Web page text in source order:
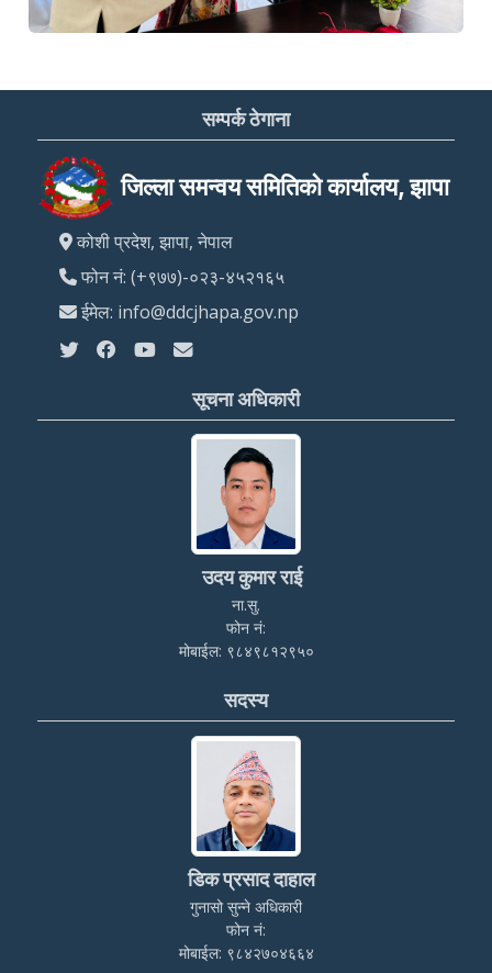
सम्पर्क ठेगाना
जिल्ला समन्वय समितिको कार्यालय, झापा
कोशी प्रदेश, झापा, नेपाल
फोन नं: (+९७७)-०२३-४५२१६५
ईमेल: info@ddcjhapa.gov.np
सूचना अधिकारी
उदय कुमार राई
ना.सु.
फोन नं:
मोबाईल: ९८४९८१२९५०
सदस्य
डिक प्रसाद दाहाल
गुनासो सुन्ने अधिकारी
फोन नं:
मोबाईल: ९८४२७०४६६४